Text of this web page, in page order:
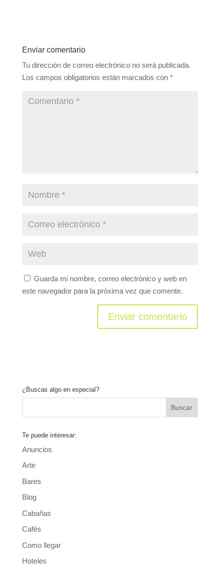
Enviar comentario
Tu dirección de correo electrónico no será publicada.
Los campos obligatorios están marcados con *
Guarda mi nombre, correo electrónico y web en
este navegador para la próxima vez que comente.
¿Buscas algo en especial?
Te puede interesar:
Anuncios
Arte
Bares
Blog
Cabañas
Cafés
Como llegar
Hoteles